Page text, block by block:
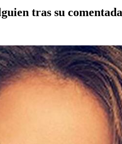
tras su